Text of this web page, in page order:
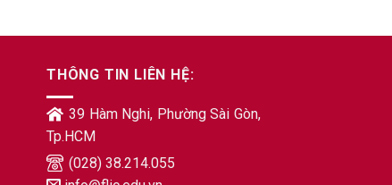
THÔNG TIN LIÊN HỆ:
39 Hàm Nghi, Phường Sài Gòn,
Tp.HCM
(028) 38.214.055